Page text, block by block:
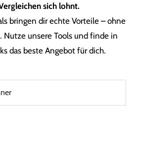
sich lohnt.
bringen dir echte Vorteile – ohne
Nutze unsere Tools und finde in
das beste Angebot für dich.